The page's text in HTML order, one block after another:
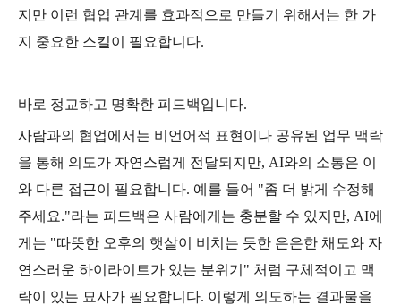
지만 이런 협업 관계를 효과적으로 만들기 위해서는 한 가
지 중요한 스킬이 필요합니다.
바로 정교하고 명확한 피드백입니다.
사람과의 협업에서는 비언어적 표현이나 공유된 업무 맥락
을 통해 의도가 자연스럽게 전달되지만, AI와의 소통은 이
와 다른 접근이 필요합니다. 예를 들어 "좀 더 밝게 수정해
주세요."라는 피드백은 사람에게는 충분할 수 있지만, AI에
게는 "따뜻한 오후의 햇살이 비치는 듯한 은은한 채도와 자
연스러운 하이라이트가 있는 분위기" 처럼 구체적이고 맥
락이 있는 묘사가 필요합니다. 이렇게 의도하는 결과물을